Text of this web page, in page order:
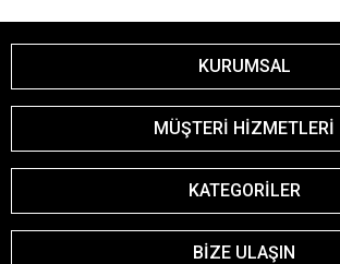
KURUMSAL
MÜŞTERİ HİZMETLERİ
KATEGORİLER
BİZE ULAŞIN